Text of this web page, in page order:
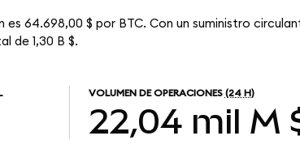
es 64.698,00 $ por BTC. Con un suministro
de 1,30 B $.
VOLUMEN DE OPERACIONES (24 H)
22,04 mil M